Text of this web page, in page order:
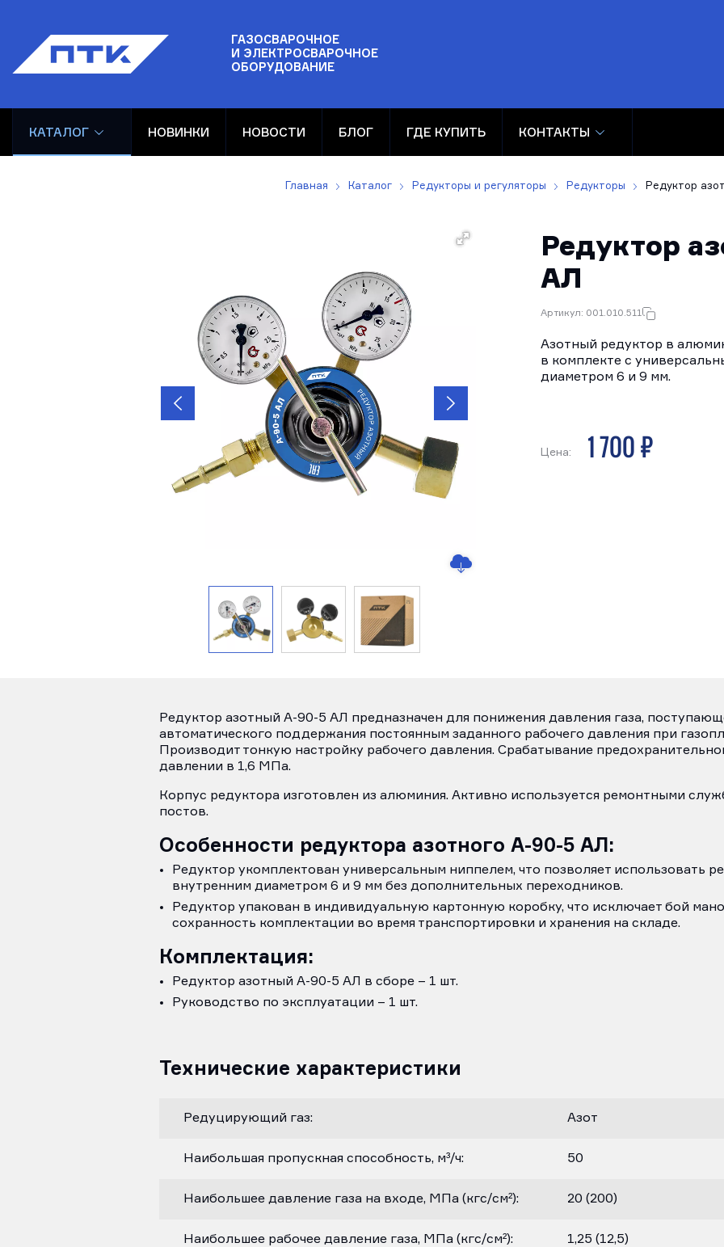
ГАЗОСВАРОЧНОЕ
И ЭЛЕКТРОСВАРОЧНОЕ
ОБОРУДОВАНИЕ
КАТАЛОГ НОВИНКИ НОВОСТИ БЛОГ ГДЕ КУПИТЬ КОНТАКТЫ
Главная Каталог Редукторы и регуляторы Редукторы Редуктор
Редуктор
АЛ
Артикул: 001.010.511
Азотный редуктор в
в комплекте с
диаметром 6 и 9 мм.
Цена: 1 700 р
Редуктор азотный А-90-5 АЛ предназначен для понижения давления газа,
автоматического поддержания постоянным заданного рабочего давления при
Производит тонкую настройку рабочего давления. Срабатывание
давлении в 1,6 МПа.
Корпус редуктора изготовлен из алюминия. Активно используется ремонтными
постов.
Особенности редуктора азотного А-90-5 АЛ:
Редуктор укомплектован универсальным ниппелем, что позволяет использовать
внутренним диаметром 6 и 9 мм без дополнительных переходников.
Редуктор упакован в индивидуальную картонную коробку, что исключает бой
сохранность комплектации во время транспортировки и хранения на складе.
Комплектация:
Редуктор азотный А-90-5 АЛ в сборе – 1 шт.
Руководство по эксплуатации – 1 шт.
Технические характеристики
Редуцирующий газ: Азот
Наибольшая пропускная способность, м³/ч: 50
Наибольшее давление газа на входе, МПа (кгс/см²): 20 (200)
Наибольшее рабочее давление газа, МПа (кгс/см²): 1,25 (12,5)